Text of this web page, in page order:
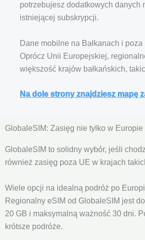
potrzebujesz dodatkowych danych
istniejącej subskrypcji.
Dane mobilne na Bałkanach i poza
Oprócz Unii Europejskiej,
większość krajów bałkańskich,
Na dole strony znajdziesz mapę
GlobaleSIM: Zasięg nie tylko w Europie
GlobaleSIM to solidny wybór, jeśli
również zasięg poza UE w krajach
Wiele opcji na idealną podróż po
Regionalny eSIM od GlobaleSIM jest
20 GB i maksymalną ważność 30 dni.
krótsze podróże.